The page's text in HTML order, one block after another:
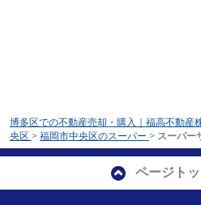
博多区での不動産売却・購入｜福高不動産
央区 > 福岡市中央区のスーパー > スーパー
ページト